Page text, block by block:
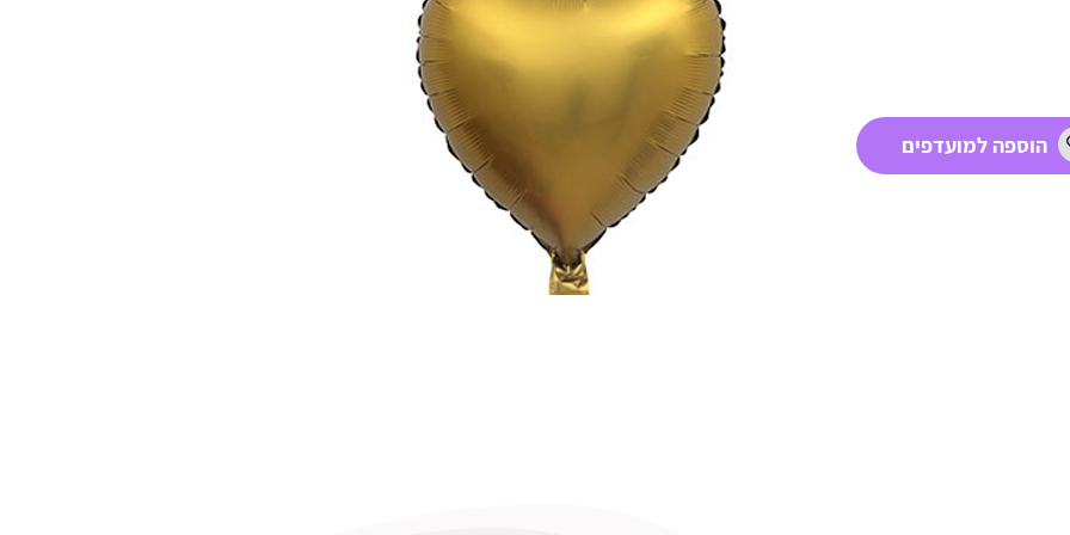
הוספה למועדפים